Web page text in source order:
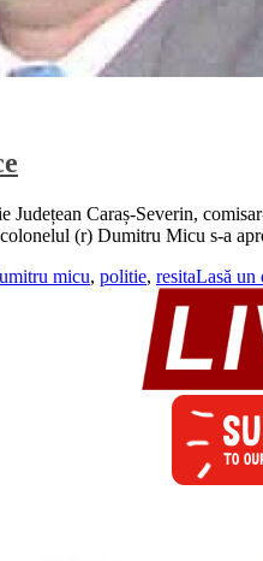
Caraș-Severin,
(r) Dumitru Micu s-a
micu, politie, resitaLasă un